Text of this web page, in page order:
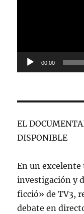
00:00
EL
DISPONIBLE
En un
investigación y
ficció» de TV3,
debate en